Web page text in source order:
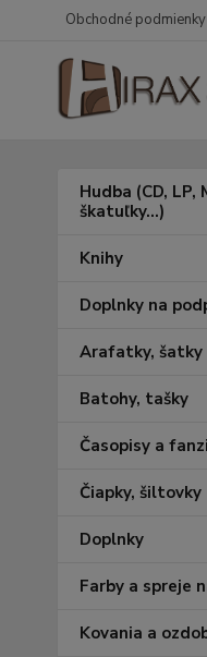
Obchodné podmienky
Hudba (CD, LP,
škatuľky...)
Knihy
Doplnky na
Arafatky, šatky
Batohy, tašky
Časopisy a
Čiapky, šiltovky
Doplnky
Farby a spreje
Kovania a